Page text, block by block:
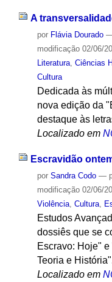
A
por Flávia Dourado
modificação02/06/
Literatura, Ciências
Cultura
Dedicada às
nova edição da
destaque às
Localizado em
Escravidão
por Sandra Codo —
modificação02/06/
Violência, Cultura,
Estudos
dossiês que se
Escravo: Hoje"
Teoria e
Localizado em